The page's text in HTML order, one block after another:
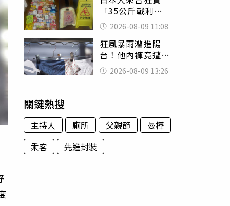
「35公斤戰利
品」 連拜拜用紅
盤、「小心地滑」
告示牌也帶回家
2026-08-09 11:08
狂風暴雨灌進陽
台！他內褲竟遭颱
風吹走 陳世軒神
回1句笑翻上萬網友
2026-08-09 13:26
關鍵熱搜
主持人 廁所 父親節
曼樺
乘客
先進封裝